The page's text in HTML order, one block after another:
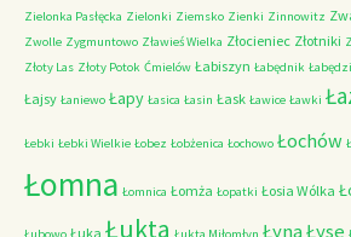
Zielonka Pasłęcka Zielonki Ziemsko Zienki Zinnowitz
Zwolle Zygmuntowo Zławieś Wielka Złocieniec Złotniki
Złoty Las Złoty Potok Ćmielów Łabiszyn Łabędnik
Łajsy Łaniewo Łapy Łasica Łasin Łask Ławice Ławki
Łebki Łebki Wielkie Łobez Łobżenica Łochowo Łochów
Łomna Łomnica Łomża Łopatki Łosia Wólka
Łuka Łukta ŁynaŁyse